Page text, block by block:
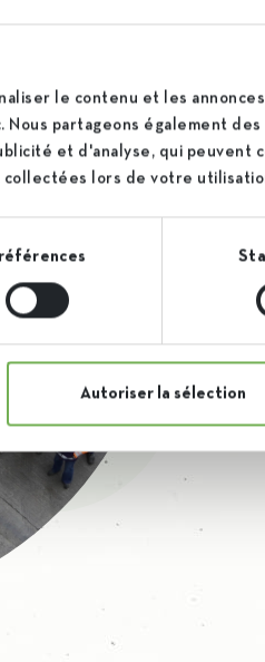
le contenu et les
Nous partageons également
et d'analyse, qui peuvent
collectées lors de votre
Autoriser la sélection